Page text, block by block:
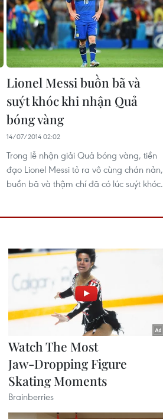
Lionel Messi buồn bã và
suýt khóc khi nhận Quả
bóng vàng
14/07/2014 02:02
Trong lễ nhận giải Quả bóng vàng, tiền
đạo Lionel Messi tỏ ra vô cùng chán nản,
buồn bã và thậm chí đã có lúc suýt khóc.